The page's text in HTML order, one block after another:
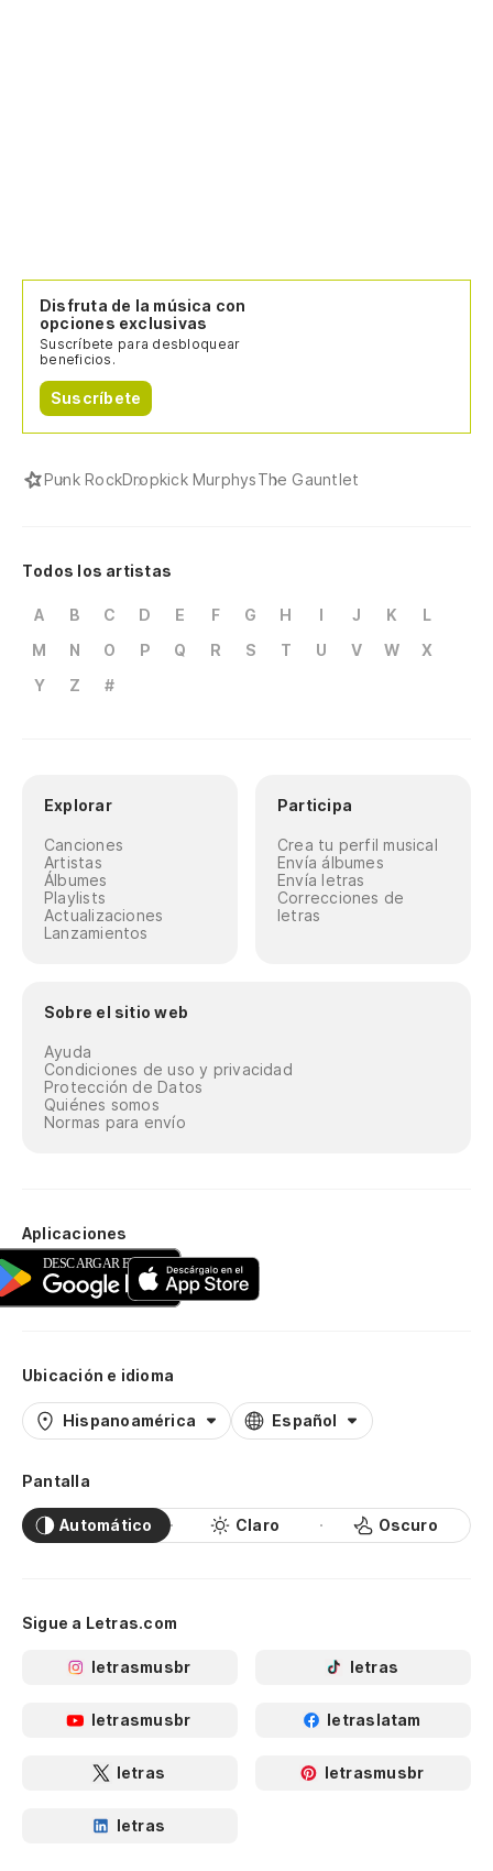
Disfruta de la música con
opciones exclusivas
Suscríbete para desbloquear
beneficios.
Suscríbete
Punk RockDropkick MurphysThe Gauntlet
Todos los artistas
A B C D E F G H I J K
L
M
N O P Q R S T U V W
X
Y
Z #
Explorar
Canciones
Artistas
Álbumes
Playlists
Actualizaciones
Lanzamientos
Participa
Crea tu perfil musical
Envía álbumes
Envía letras
Correcciones de
letras
Sobre el sitio web
Ayuda
Condiciones de uso y privacidad
Protección de Datos
Quiénes somos
Normas para envío
Aplicaciones
Ubicación e idioma
Hispanoamérica Español
Pantalla
Automático Claro Oscuro
Sigue a Letras.com
letrasmusbr letras
letrasmusbr letraslatam
letras letrasmusbr
letras